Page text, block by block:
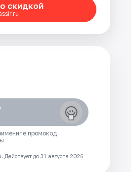
скидкой
промокод
Действует до 31 августа 2026